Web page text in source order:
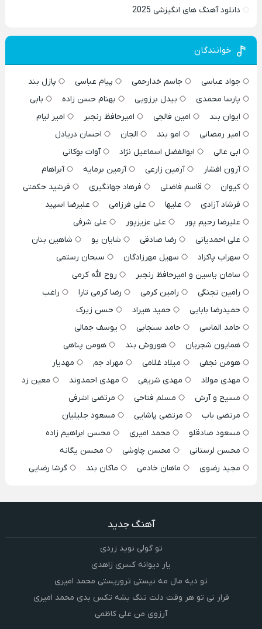
دانلود آهنگ های انگیزشی 2025
خوانندگان
جواد عباسی جاسم خدارحمی پیام عباسی
پازل بند
پارسا محمدی
بیدل برزویی بهنام حسن زاده
بابی
ایوان بند
امین فالجی امیرحافظ رنجبر
امیر لیام
امیر رمضانی
امو بند الجان
احسان دریادل
ابی عالی
ابوالفضل اسماعیل نژاد
آوات بوکانی
آرون افشار
آرمین زارعی آرمین برمایه
آبراهام
کیوان
قاسم فاضلی فرهاد جهانگیری
فرشید حکمتی
فرشاد آزادی
علیها علی فرزامی
علیرضا اسپید
علیرضا رحیم پور
علی عزیزپور
علی شرفی
علی احمدیانی
رضا صادقی شایان یو
شاهین بنان
سهراب پاکزاد
سهیل مهرزادگان
سبحان رستمی
سامان یاسین و امیرحافظ رنجبر
روح الله کرمی
رامین تجنگی
رامین کرمی رضا کرمی تارا
راغب
حمیدرضا بابایی
حمید هیراد
حسن زیرک
حامد الماسی
حامد سنجابی
یوسف جمالی
همایون شجریان
هوروش بند
هومن پناهی
هومن نجفی
میلاد غلامی مهراد جم
مهدیار
مهدی مولاد
مهدی شریفی مهدی احمدوند
معین زد
مسیح و آرش
مسلم فتاحی
مرتضی اشرفی
مرتضی باب
مرتضی پاشایی
مسعود جلیلیان
مسعود صادقلو
محمد امیری
محسن ابراهیم زاده
محسن لرستانی
محسن چاوشی
محسن یگانه
مجید رضوی
ماهان خادمی ماکان بند گرشا رضایی
آهنگ جدید
تو گولی نوید زردی
یار دیوانه کسری زاهدی
تو دیه مال مه نیستی تروریستی محمد امیری
قرار نی تو هر وقت دلت تنگ بشه تکس بدی محمد امیری
آرزوی من علی کاظمی